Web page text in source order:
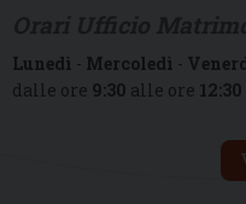
Lunedì - Mercoledì -
dalle ore 9:30 alle ore 12:30